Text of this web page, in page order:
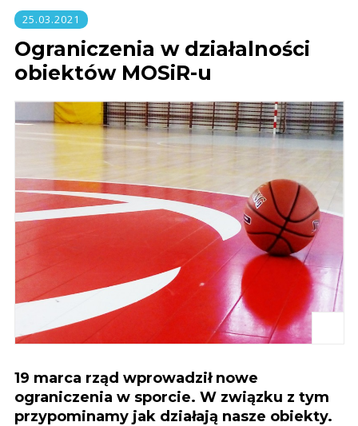
25.03.2021
Ograniczenia w działalności
obiektów MOSiR-u
19 marca rząd wprowadził nowe
ograniczenia w sporcie. W związku z tym
przypominamy jak działają nasze obiekty.